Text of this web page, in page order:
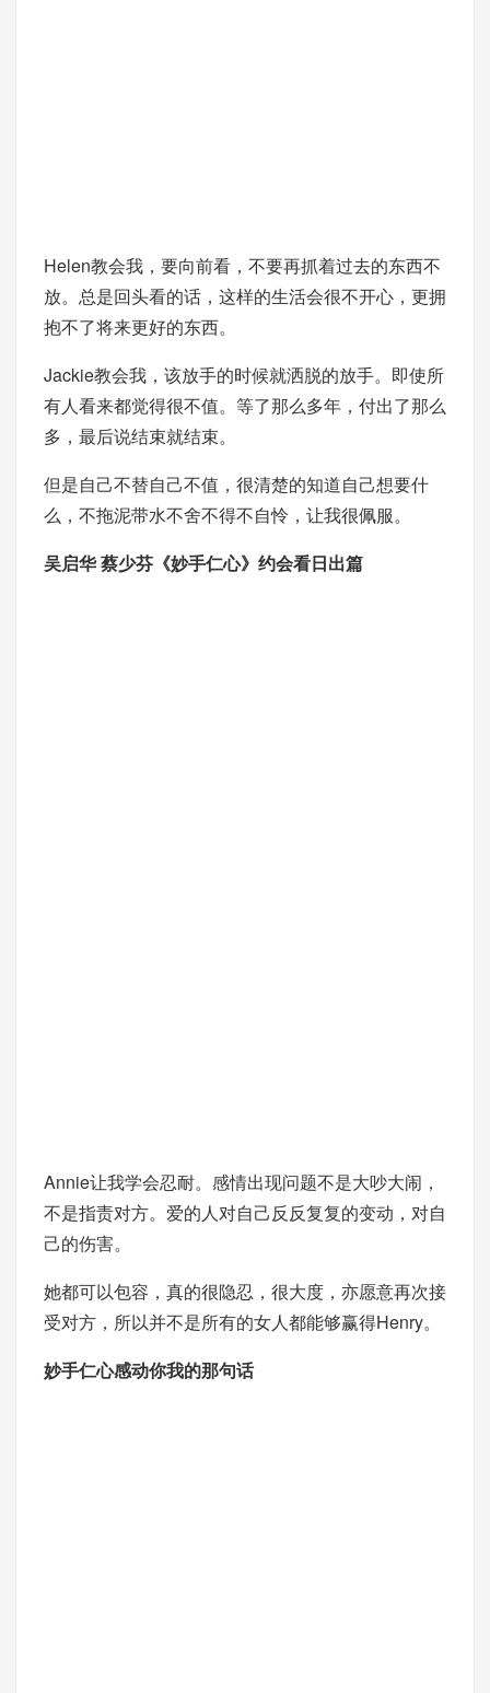
Helen教会我，要向前看，不要再抓着过去的东西不
放。总是回头看的话，这样的生活会很不开心，更拥
抱不了将来更好的东西。
Jackie教会我，该放手的时候就洒脱的放手。即使所
有人看来都觉得很不值。等了那么多年，付出了那么
多，最后说结束就结束。
但是自己不替自己不值，很清楚的知道自己想要什
么，不拖泥带水不舍不得不自怜，让我很佩服。
吴启华 蔡少芬《妙手仁心》约会看日出篇
Annie让我学会忍耐。感情出现问题不是大吵大闹，
不是指责对方。爱的人对自己反反复复的变动，对自
己的伤害。
她都可以包容，真的很隐忍，很大度，亦愿意再次接
受对方，所以并不是所有的女人都能够赢得Henry。
妙手仁心感动你我的那句话